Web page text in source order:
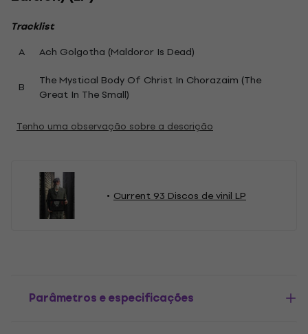
Tracklist
A
Ach Golgotha (Maldoror Is Dead)
B
The Mystical Body Of Christ In Chorazaim (The
Great In The Small)
Tenho uma observação sobre a descrição
Current 93 Discos de vinil LP
Parâmetros e especificações